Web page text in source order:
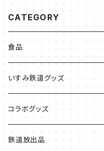
CATEGORY
食品
いすみ鉄道グッズ
いすみ鉄道グッズ
キハグッズ
コラボグッズ
始発ちゃんグッズ
鉄道放出品